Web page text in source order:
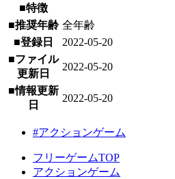
■特徴
■推奨年齢 全年齢
■登録日
2022-05-20
■ファイル
更新日
2022-05-20
■情報更新
日
2022-05-20
#アクションゲーム
フリーゲームTOP
アクションゲーム